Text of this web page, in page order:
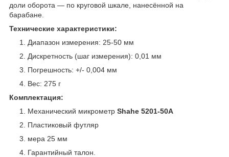
доли оборота — по круговой шкале, нанесённой на
барабане.
Технические характеристики:
Диапазон измерения: 25-50 мм
Дискретность (шаг измерения): 0,01 мм
Погрешность: +/- 0,004 мм
Вес: 275 г
Комплектация:
Механический микрометр Shahe 5201-50A
Пластиковый футляр
мера 25 мм
Гарантийный талон.